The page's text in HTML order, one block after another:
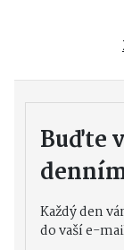
Buďte
Každý den
do vaší e-